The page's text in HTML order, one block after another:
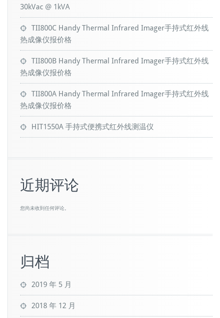
30kVac @ 1kVA
TII800C Handy Thermal Infrared Imager手持式红外线
热成像仪报价格
TII800B Handy Thermal Infrared Imager手持式红外线
热成像仪报价格
TII800A Handy Thermal Infrared Imager手持式红外线
热成像仪报价格
HIT1550A 手持式便携式红外线测温仪
近期评论
您尚未收到任何评论。
归档
2019 年 5 月
2018 年 12 月